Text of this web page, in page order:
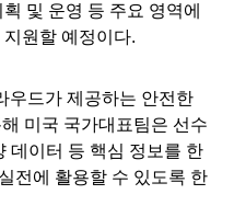
및 운영 등 주요 영역에
원할 예정이다.
우드가 제공하는 안전한
미국 국가대표팀은 선수
데이터 등 핵심 정보를 한
전에 활용할 수 있도록 한